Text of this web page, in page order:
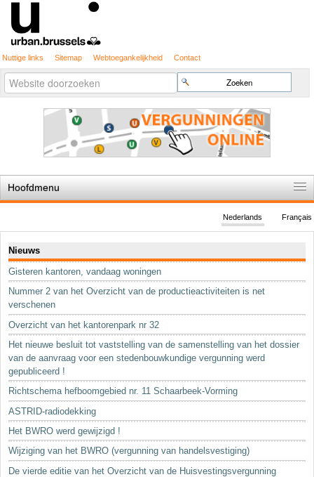
Nuttige links Sitemap Webtoegankelijkheid Contact
Zoek
Geavanceerd
zoeken...
Hoofdmenu
De spelregels
Stedenbouwkundige vergunning
Cartografie
Studies en publicaties
Sleutelwoorden
Stedenbouwkundige inlichtingen
Français
Nederlands
Nieuws
Gisteren kantoren, vandaag woningen
Nummer 2 van het Overzicht van de productieactiviteiten is net
verschenen
Overzicht van het kantorenpark nr 32
Het nieuwe besluit tot vaststelling van de samenstelling van het dossier
van de aanvraag voor een stedenbouwkundige vergunning werd
gepubliceerd !
Richtschema hefboomgebied nr. 11 Schaarbeek-Vorming
ASTRID-radiodekking
Het BWRO werd gewijzigd !
Wijziging van het BWRO (vergunning van handelsvestiging)
De vierde editie van het Overzicht van de Huisvestingsvergunning